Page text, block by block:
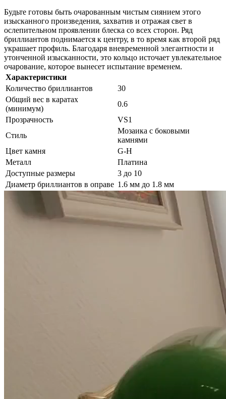
Будьте готовы быть очарованным чистым сиянием этого
изысканного произведения, захватив и отражая свет в
ослепительном проявлении блеска со всех сторон. Ряд
бриллиантов поднимается к центру, в то время как второй ряд
украшает профиль. Благодаря вневременной элегантности и
утонченной изысканности, это кольцо источает увлекательное
очарование, которое вынесет испытание временем.
Характеристики
Количество бриллиантов
30
Общий вес в каратах
(минимум)
0.6
Прозрачность
VS1
Стиль
Мозаика с боковыми
камнями
Цвет камня
G-H
Металл
Платина
Доступные размеры
3 до 10
Диаметр бриллиантов в оправе 1.6 мм до 1.8 мм